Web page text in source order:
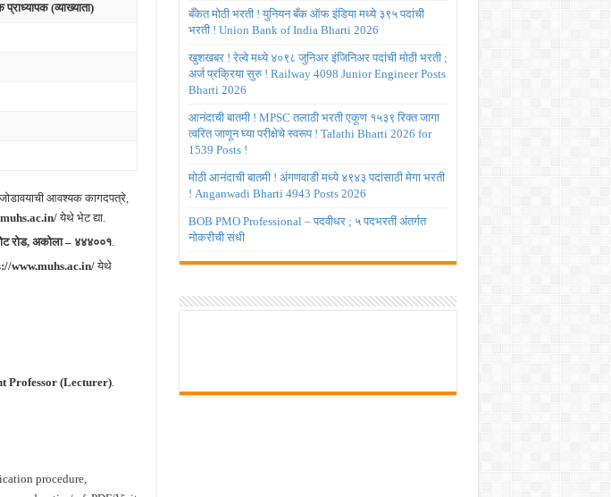
(व्याख्याता)
जोडावयाची आवश्यक कागदपत्रे,
येथे भेट द्या.
रोड, अकोला – ४४४००१.
www.muhs.ac.in/येथे
Professor (Lecturer).
procedure,
बँकेत मोठी भरती ! युनियन बँक ऑफ इंडिया मध्ये ३९५ पदांची
भरती ! Union Bank of India Bharti 2026
खुशखबर ! रेल्वे मध्ये ४०९८ जुनिअर इंजिनिअर पदांची मोठी भरती ;
अर्ज प्रक्रिया सुरु ! Railway 4098 Junior Engineer Posts
Bharti 2026
आनंदाची बातमी ! MPSC तलाठी भरती एकूण १५३९ रिक्त जागा
त्वरित जाणून घ्या परीक्षेचे स्वरूप ! Talathi Bharti 2026 for
1539 Posts !
मोठी आनंदाची बातमी ! अंगणवाडी मध्ये ४९४३ पदांसाठी मेगा भरती
! Anganwadi Bharti 4943 Posts 2026
BOB PMO Professional – पदवीधर ; ५ पदभरतीं अंतर्गत
नोकरीची संधी